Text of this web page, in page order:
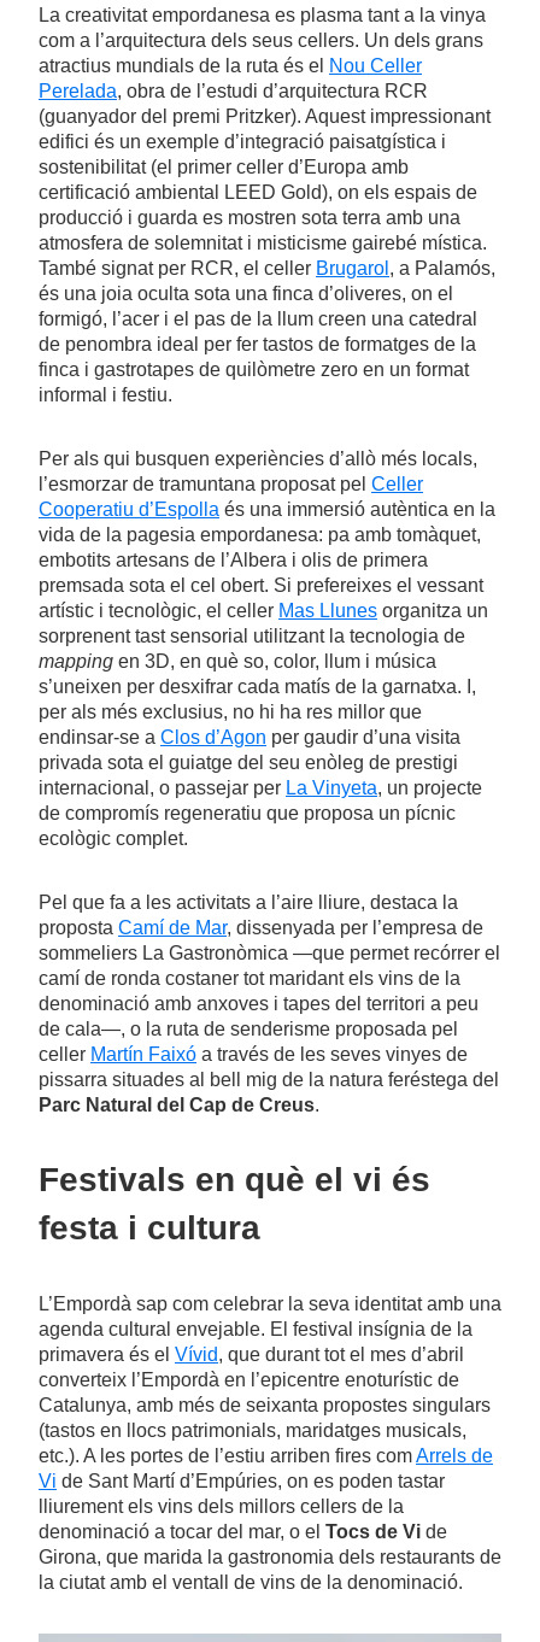
La creativitat empordanesa es plasma tant a la vinya
com a l’arquitectura dels seus cellers. Un dels grans
atractius mundials de la ruta és el Nou Celler
Perelada, obra de l’estudi d’arquitectura RCR
(guanyador del premi Pritzker). Aquest impressionant
edifici és un exemple d’integració paisatgística i
sostenibilitat (el primer celler d’Europa amb
certificació ambiental LEED Gold), on els espais de
producció i guarda es mostren sota terra amb una
atmosfera de solemnitat i misticisme gairebé mística.
També signat per RCR, el celler Brugarol , a Palamós,
és una joia oculta sota una finca d’oliveres, on el
formigó, l’acer i el pas de la llum creen una catedral
de penombra ideal per fer tastos de formatges de la
finca i gastrotapes de quilòmetre zero en un format
informal i festiu.
Per als qui busquen experiències d’allò més locals,
l’esmorzar de tramuntana proposat pel Celler
Cooperatiu d’Espolla és una immersió autèntica en la
vida de la pagesia empordanesa: pa amb tomàquet,
embotits artesans de l’Albera i olis de primera
premsada sota el cel obert. Si prefereixes el vessant
artístic i tecnològic, el celler Mas Llunes organitza un
sorprenent tast sensorial utilitzant la tecnologia de
mapping en 3D, en què so, color, llum i música
s’uneixen per desxifrar cada matís de la garnatxa. I,
per als més exclusius, no hi ha res millor que
endinsar-se a Clos d’Agon per gaudir d’una visita
privada sota el guiatge del seu enòleg de prestigi
internacional, o passejar per La Vinyeta, un projecte
de compromís regeneratiu que proposa un pícnic
ecològic complet.
Pel que fa a les activitats a l’aire lliure, destaca la
proposta Camí de Mar, dissenyada per l’empresa de
sommeliers La Gastronòmica —que permet recórrer el
camí de ronda costaner tot maridant els vins de la
denominació amb anxoves i tapes del territori a peu
de cala—, o la ruta de senderisme proposada pel
celler Martín Faixó a través de les seves vinyes de
pissarra situades al bell mig de la natura feréstega del
Parc Natural del Cap de Creus.
Festivals en què el vi és
festa i cultura
L’Empordà sap com celebrar la seva identitat amb una
agenda cultural envejable. El festival insígnia de la
primavera és el Vívid, que durant tot el mes d’abril
converteix l’Empordà en l’epicentre enoturístic de
Catalunya, amb més de seixanta propostes singulars
(tastos en llocs patrimonials, maridatges musicals,
etc.). A les portes de l’estiu arriben fires comArrels de
Vi de Sant Martí d’Empúries, on es poden tastar
lliurement els vins dels millors cellers de la
denominació a tocar del mar, o el Tocs de Vi de
Girona, que marida la gastronomia dels restaurants de
la ciutat amb el ventall de vins de la denominació.